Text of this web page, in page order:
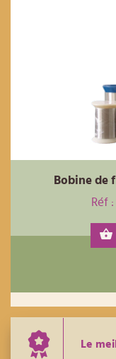
Bobine de
Réf
Le